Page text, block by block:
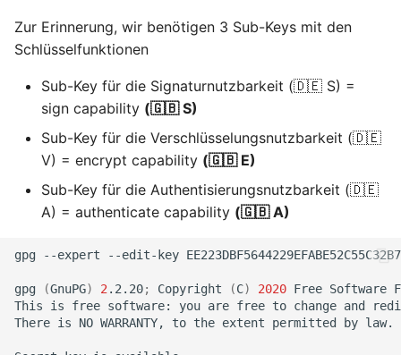
Zur Erinnerung, wir benötigen 3 Sub-Keys mit den
Schlüsselfunktionen
Sub-Key für die Signaturnutzbarkeit (🇩🇪 S) =
sign capability (🇬🇧 S)
Sub-Key für die Verschlüsselungsnutzbarkeit (🇩🇪
V) = encrypt capability (🇬🇧 E)
Sub-Key für die Authentisierungsnutzbarkeit (🇩🇪
A) = authenticate capability (🇬🇧 A)
gpg --expert --edit-key
gpg (GnuPG) 2 .2.20; Copyright (C) 2020 Free Software
This
is free software: you are free to change and
There is NO WARRANTY, to the extent permitted by law.